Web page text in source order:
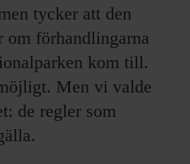
tycker att den
om förhandlingarna
kom till.
Men vi valde
de regler som